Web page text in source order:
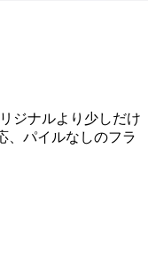
ジナルより少しだけ
、パイルなしのフラ